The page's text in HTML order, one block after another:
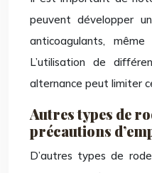
peuvent développer
anticoagulants,
L’utilisation de
alternance peut limiter
Autres types de
précautions
D’autres types de